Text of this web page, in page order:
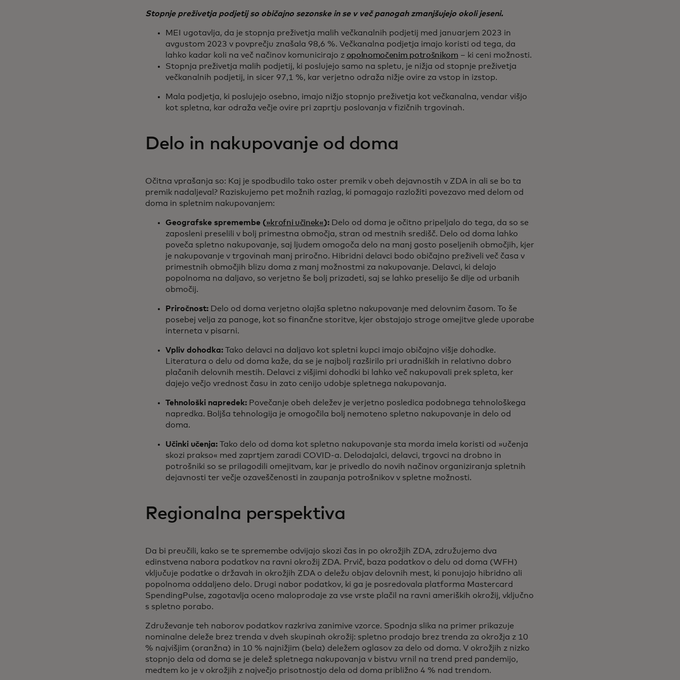
Stopnje preživetja podjetij so običajno sezonske in se v več panogah zmanjšujejo okoli jeseni.
MEI ugotavlja, da je stopnja preživetja malih večkanalnih podjetij med januarjem 2023 in
avgustom 2023 v povprečju znašala 98,6 %. Večkanalna podjetja imajo koristi od tega, da
lahko kadar koli na več načinov komunicirajo z opolnomočenim potrošnikom – ki ceni možnosti.
Stopnja preživetja malih podjetij, ki poslujejo samo na spletu, je nižja od stopnje preživetja
večkanalnih podjetij, in sicer 97,1 %, kar verjetno odraža nižje ovire za vstop in izstop.
Mala podjetja, ki poslujejo osebno, imajo nižjo stopnjo preživetja kot večkanalna, vendar višjo
kot spletna, kar odraža večje ovire pri zaprtju poslovanja v fizičnih trgovinah.
Delo in nakupovanje od doma
Očitna vprašanja so: Kaj je spodbudilo tako oster premik v obeh dejavnostih v ZDA in ali se bo ta
premik nadaljeval? Raziskujemo pet možnih razlag, ki pomagajo razložiti povezavo med delom od
doma in spletnim nakupovanjem:
Geografske spremembe (»krofni učinek«):Delo od doma je očitno pripeljalo do tega, da so se
zaposleni preselili v bolj primestna območja, stran od mestnih središč. Delo od doma lahko
poveča spletno nakupovanje, saj ljudem omogoča delo na manj gosto poseljenih območjih, kjer
je nakupovanje v trgovinah manj priročno. Hibridni delavci bodo običajno preživeli več časa v
primestnih območjih blizu doma z manj možnostmi za nakupovanje. Delavci, ki delajo
popolnoma na daljavo, so verjetno še bolj prizadeti, saj se lahko preselijo še dlje od urbanih
območij.
Priročnost:Delo od doma verjetno olajša spletno nakupovanje med delovnim časom. To še
posebej velja za panoge, kot so finančne storitve, kjer obstajajo stroge omejitve glede uporabe
interneta v pisarni.
Vpliv dohodka:Tako delavci na daljavo kot spletni kupci imajo običajno višje dohodke.
Literatura o delu od doma kaže, da se je najbolj razširilo pri uradniških in relativno dobro
plačanih delovnih mestih. Delavci z višjimi dohodki bi lahko več nakupovali prek spleta, ker
dajejo večjo vrednost času in zato cenijo udobje spletnega nakupovanja.
Tehnološki napredek:Povečanje obeh deležev je verjetno posledica podobnega tehnološkega
napredka. Boljša tehnologija je omogočila bolj nemoteno spletno nakupovanje in delo od
doma.
Učinki učenja:Tako delo od doma kot spletno nakupovanje sta morda imela koristi od »učenja
skozi prakso« med zaprtjem zaradi COVID-a. Delodajalci, delavci, trgovci na drobno in
potrošniki so se prilagodili omejitvam, kar je privedlo do novih načinov organiziranja spletnih
dejavnosti ter večje ozaveščenosti in zaupanja potrošnikov v spletne možnosti.
Regionalna perspektiva
Da bi preučili, kako se te spremembe odvijajo skozi čas in po okrožjih ZDA, združujemo dva
edinstvena nabora podatkov na ravni okrožij ZDA. Prvič, baza podatkov o delu od doma (WFH)
vključuje podatke o državah in okrožjih ZDA o deležu objav delovnih mest, ki ponujajo hibridno ali
popolnoma oddaljeno delo. Drugi nabor podatkov, ki ga je posredovala platforma Mastercard
SpendingPulse, zagotavlja oceno maloprodaje za vse vrste plačil na ravni ameriških okrožij, vključno
s spletno porabo.
Združevanje teh naborov podatkov razkriva zanimive vzorce. Spodnja slika na primer prikazuje
nominalne deleže brez trenda v dveh skupinah okrožij: spletno prodajo brez trenda za okrožja z 10
% najvišjim (oranžna) in 10 % najnižjim (bela) deležem oglasov za delo od doma. V okrožjih z nizko
stopnjo dela od doma se je delež spletnega nakupovanja v bistvu vrnil na trend pred pandemijo,
medtem ko je v okrožjih z največjo prisotnostjo dela od doma približno 4 % nad trendom.